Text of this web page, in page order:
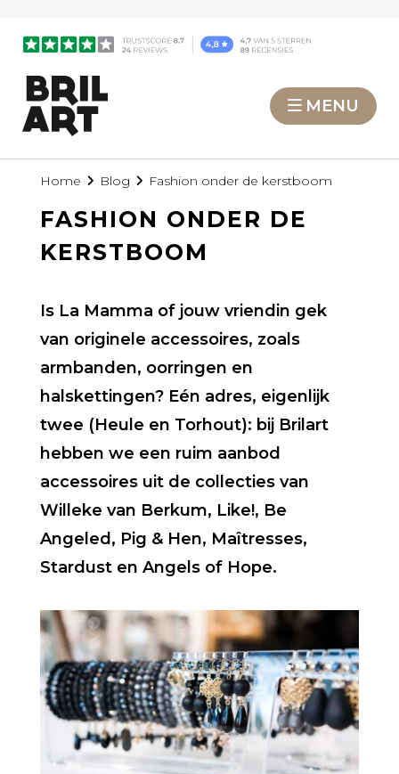
MENU
Home Blog Fashion onder de kerstboom
FASHION ONDER DE
KERSTBOOM
Is La Mamma of jouw vriendin gek
van originele accessoires, zoals
armbanden, oorringen en
halskettingen? Eén adres, eigenlijk
twee (Heule en Torhout): bij Brilart
hebben we een ruim aanbod
accessoires uit de collecties van
Willeke van Berkum, Like!, Be
Angeled, Pig & Hen, Maîtresses,
Stardust en Angels of Hope.